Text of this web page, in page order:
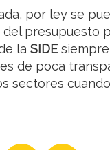
por ley se
presupuesto
la SIDE
de poca
sectores